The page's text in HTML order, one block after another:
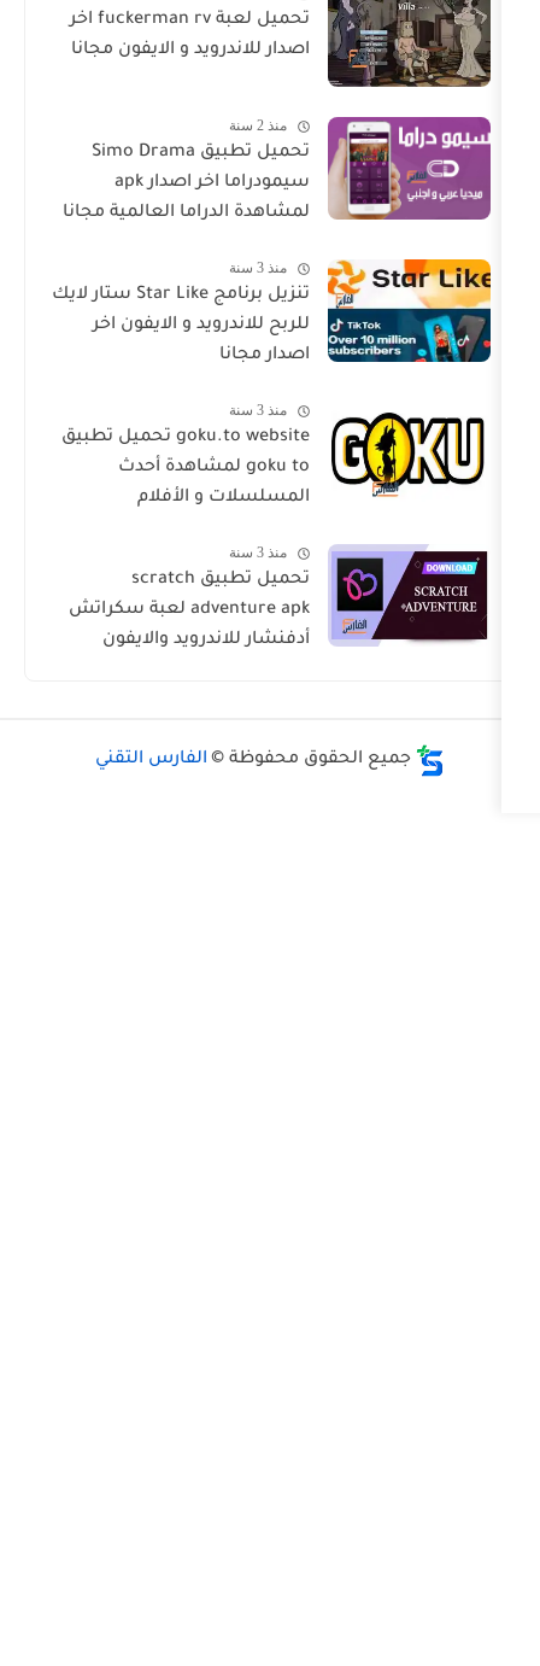
تحميل لعبة fuckerman rv اخر
اصدار للاندرويد و الايفون مجانا
تحميل تطبيق Simo Drama
سيمودراما اخر اصدار apk
لمشاهدة الدراما العالمية مجانا
منذ 3 سنة
تنزيل برنامج Star Like ستار لايك
للربح للاندرويد و الايفون اخر
اصدار مجانا
goku.to website تحميل تطبيق
goku to لمشاهدة أحدث
المسلسلات و الأفلام
منذ 3 سنة
تحميل تطبيق scratch
adventure apk لعبة سكراتش
أدفنشار للاندرويد والايفون
الحقوق محفوظة © الفارس التقني